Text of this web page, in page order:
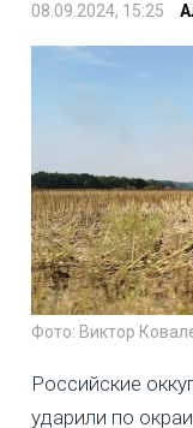
08.09.2024, 15:25
Фото: Виктор
Российские
ударили по